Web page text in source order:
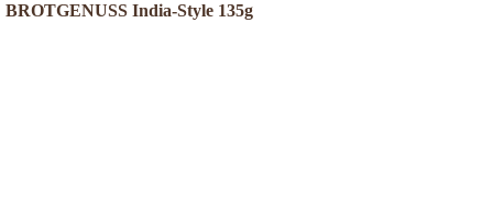
BROTGENUSS India-Style 135g